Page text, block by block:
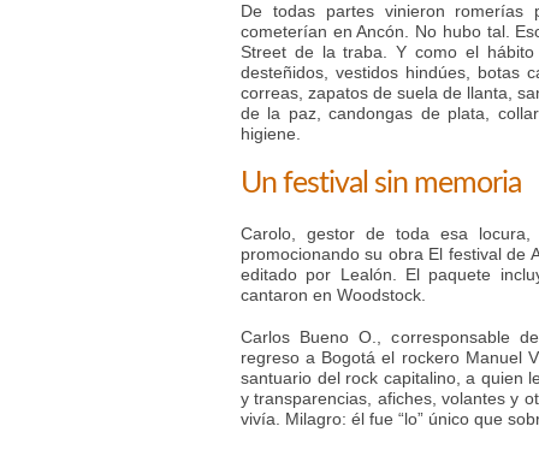
De todas partes vinieron
cometerían en Ancón. No hubo tal.
Street de la traba. Y como el
desteñidos, vestidos hindúes, botas
correas, zapatos de suela de llanta,
de la paz, candongas de plata,
higiene.
Un festival sin memoria
Carolo, gestor de toda esa
promocionando su obra El festival de
editado por Lealón. El paquete
cantaron en Woodstock.
Carlos Bueno O., corresponsable
regreso a Bogotá el rockero Manuel
santuario del rock capitalino, a quien
y transparencias, afiches, volantes y
vivía. Milagro: él fue “lo” único que